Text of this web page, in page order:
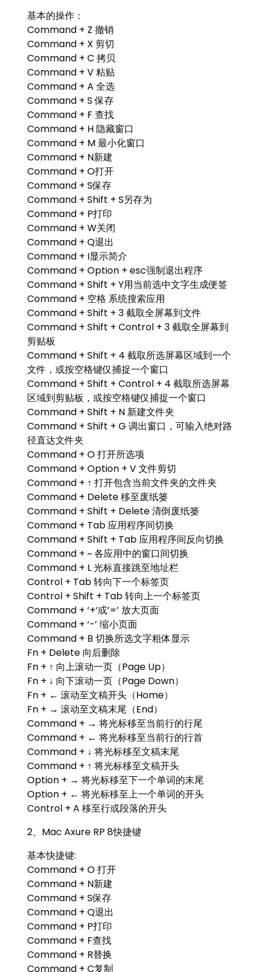
基本的操作：
Command + Z 撤销
Command + X 剪切
Command + C 拷贝
Command + V 粘贴
Command + A 全选
Command + S 保存
Command + F 查找
Command + H 隐藏窗口
Command + M 最小化窗口
Command + N新建
Command + O打开
Command + S保存
Command + Shift + S另存为
Command + P打印
Command + W关闭
Command + Q退出
Command + I显示简介
Command + Option + esc强制退出程序
Command + Shift + Y用当前选中文字生成便签
Command + 空格 系统搜索应用
Command + Shift + 3 截取全屏幕到文件
Command + Shift + Control + 3 截取全屏幕到
剪贴板
Command + Shift + 4 截取所选屏幕区域到一个
文件，或按空格键仅捕捉一个窗口
Command + Shift + Control + 4 截取所选屏幕
区域到剪贴板，或按空格键仅捕捉一个窗口
Command + Shift + N 新建文件夹
Command + Shift + G 调出窗口，可输入绝对路
径直达文件夹
Command + O 打开所选项
Command + Option + V 文件剪切
Command + ↑ 打开包含当前文件夹的文件夹
Command + Delete 移至废纸篓
Command + Shift + Delete 清倒废纸篓
Command + Tab 应用程序间切换
Command + Shift + Tab 应用程序间反向切换
Command + ~ 各应用中的窗口间切换
Command + L 光标直接跳至地址栏
Control + Tab 转向下一个标签页
Control + Shift + Tab 转向上一个标签页
Command + ‘+‘或’=’ 放大页面
Command + ‘-’ 缩小页面
Command + B 切换所选文字粗体显示
Fn + Delete 向后删除
Fn + ↑ 向上滚动一页（Page Up）
Fn + ↓ 向下滚动一页（Page Down）
Fn + ← 滚动至文稿开头（Home）
Fn + → 滚动至文稿末尾（End）
Command + → 将光标移至当前行的行尾
Command + ← 将光标移至当前行的行首
Command + ↓ 将光标移至文稿末尾
Command + ↑ 将光标移至文稿开头
Option + → 将光标移至下一个单词的末尾
Option + ← 将光标移至上一个单词的开头
Control + A 移至行或段落的开头
2、Mac Axure RP 8快捷键
基本快捷键:
Command + O 打开
Command + N新建
Command + S保存
Command + Q退出
Command + P打印
Command + F查找
Command + R替换
Command + C复制